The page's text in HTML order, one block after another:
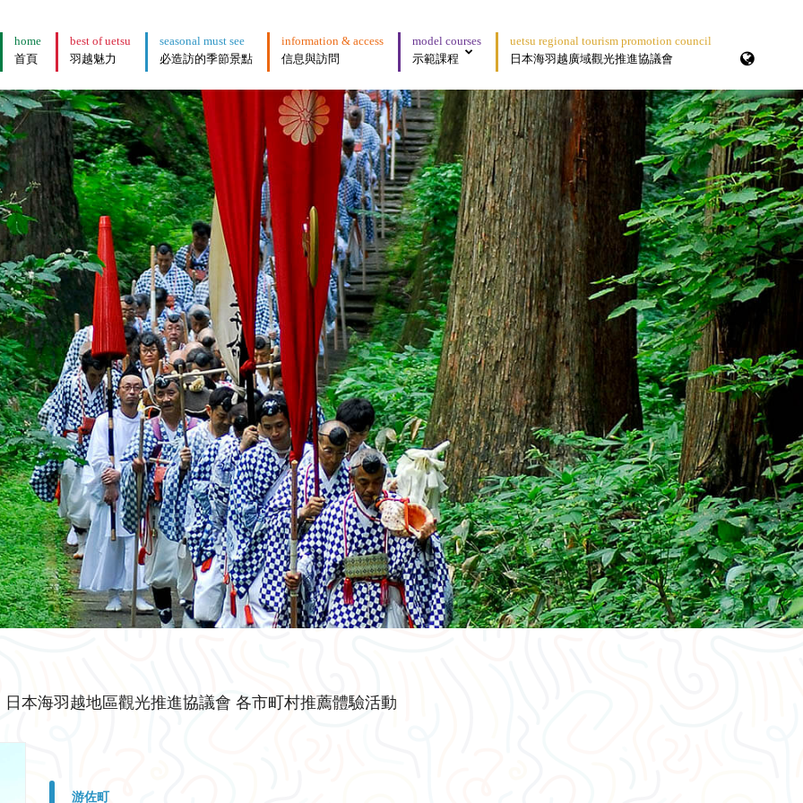
home
首頁
best of uetsu
羽越魅力
seasonal must see
必造訪的季節景點
information & access
信息與訪問
model courses
示範課程
uetsu regional tourism promotion council
日本海羽越廣域觀光推進協議會
日本海羽越地區觀光推進協議會 各市町村推薦體驗活動
游佐町